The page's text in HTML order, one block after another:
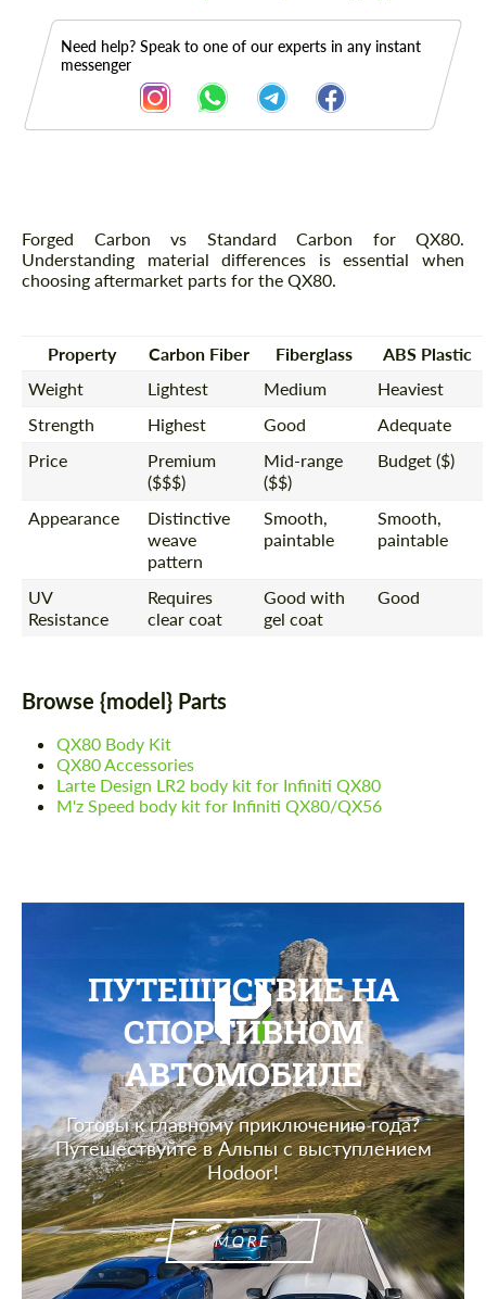
Need help? Speak to one of our experts in any instant
messenger
Описание
Forged Carbon vs Standard Carbon for QX80.
Understanding material differences is essential when
choosing aftermarket parts for the QX80.
Property Carbon Fiber Fiberglass
ABS Plastic
Weight
Lightest Medium
Heaviest
Strength
Highest Good
Adequate
Price
Premium
($$$)
Mid-range
($$)
Budget ($)
Appearance
Distinctive
weave
pattern
Smooth,
paintable
Smooth,
paintable
UV
Resistance
Requires
clear coat
Good with
gel coat
Good
Browse {model} Parts
QX80 Body Kit
QX80 Accessories
Larte Design LR2 body kit for Infiniti QX80
M'z Speed body kit for Infiniti QX80/QX56
ПУТЕШЕСТВИЕ НА
СПОРТИВНОМ
АВТОМОБИЛЕ
Готовы к главному приключению года?
Путешествуйте в Альпы с выступлением
Hodoor!
MORE